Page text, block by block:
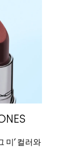
미’ 컬러와